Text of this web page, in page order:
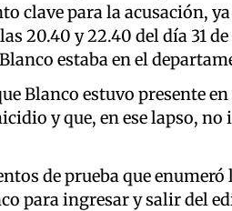
clave para la acusación,
20.40 y 22.40 del día 31
estaba en el
Blanco estuvo presente
y que, en ese lapso,
de prueba que
para ingresar y salir del